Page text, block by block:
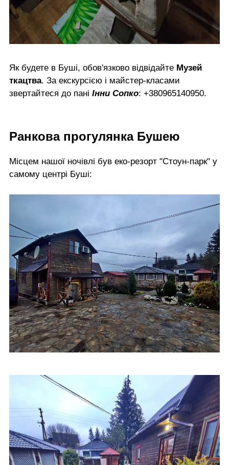
Як будете в Буші, обов'язково відвідайте Музей
ткацтва. За екскурсією і майстер-класами
звертайтеся до пані Інни Сопко: +380965140950.
Ранкова прогулянка Бушею
Місцем нашої ночівлі був еко-резорт "Стоун-парк" у
самому центрі Буші: